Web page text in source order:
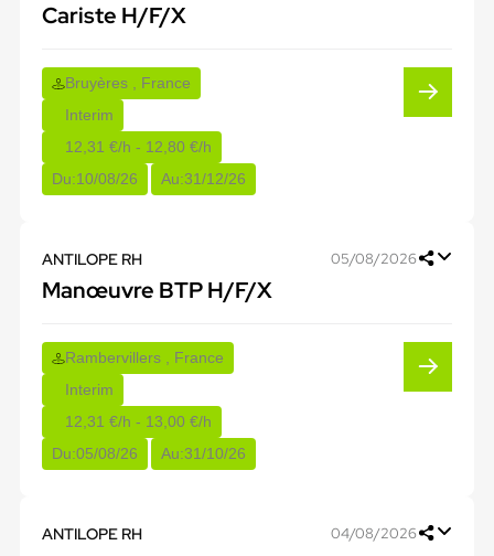
Cariste H/F/X
Bruyères , France
Interim
12,31 €/h - 12,80 €/h
Du:10/08/26 Au:31/12/26
ANTILOPE RH 05/08/2026
Manœuvre BTP H/F/X
Rambervillers , France
Interim
12,31 €/h - 13,00 €/h
Du:05/08/26 Au:31/10/26
ANTILOPE RH 04/08/2026